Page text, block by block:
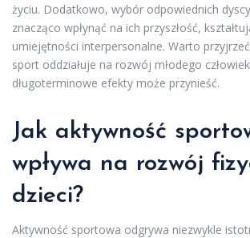
życiu. Dodatkowo, wybór odpowiednich
znacząco wpłynąć na ich przyszłość,
umiejętności interpersonalne. Warto
sport oddziałuje na rozwój młodego
długoterminowe efekty może przynieść.
Jak aktywność
wpływa na rozwój
dzieci?
Aktywność sportowa odgrywa niezwykle